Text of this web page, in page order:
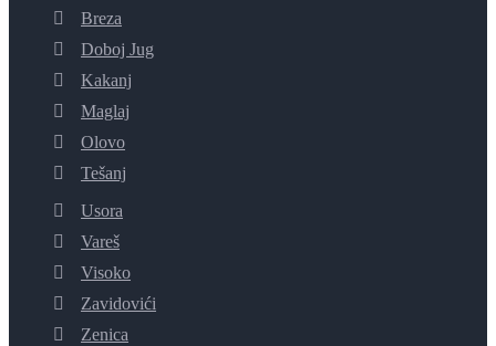
Breza
Doboj Jug
Kakanj
Maglaj
Olovo
Tešanj
Usora
Vareš
Visoko
Zavidovići
Zenica